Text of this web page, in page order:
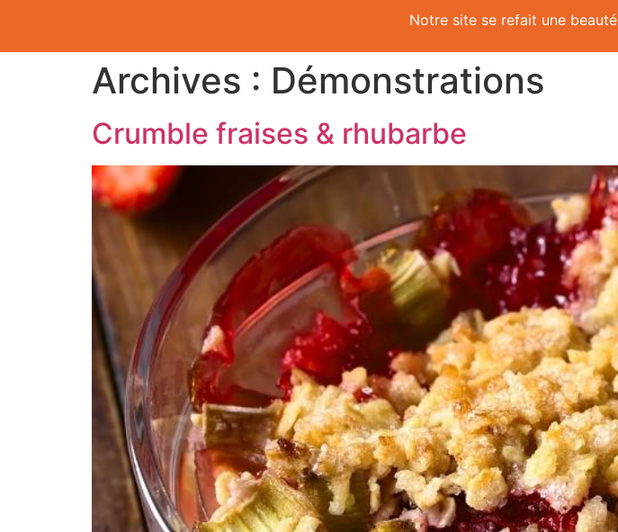
Notre site se refait une beauté
Archives : Démonstrations
Crumble fraises & rhubarbe